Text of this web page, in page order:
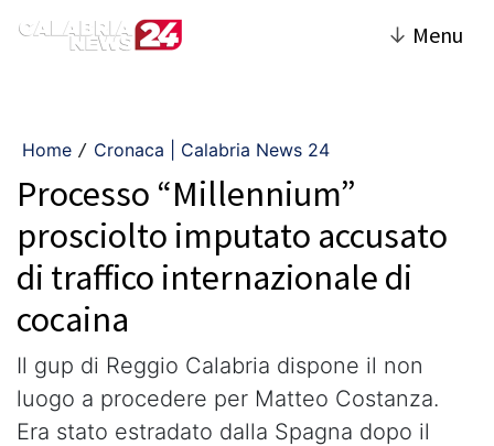
↓ Menu
Home / Cronaca | Calabria News 24
Processo “Millennium”
prosciolto imputato accusato
di traffico internazionale di
cocaina
Il gup di Reggio Calabria dispone il non
luogo a procedere per Matteo Costanza.
Era stato estradato dalla Spagna dopo il